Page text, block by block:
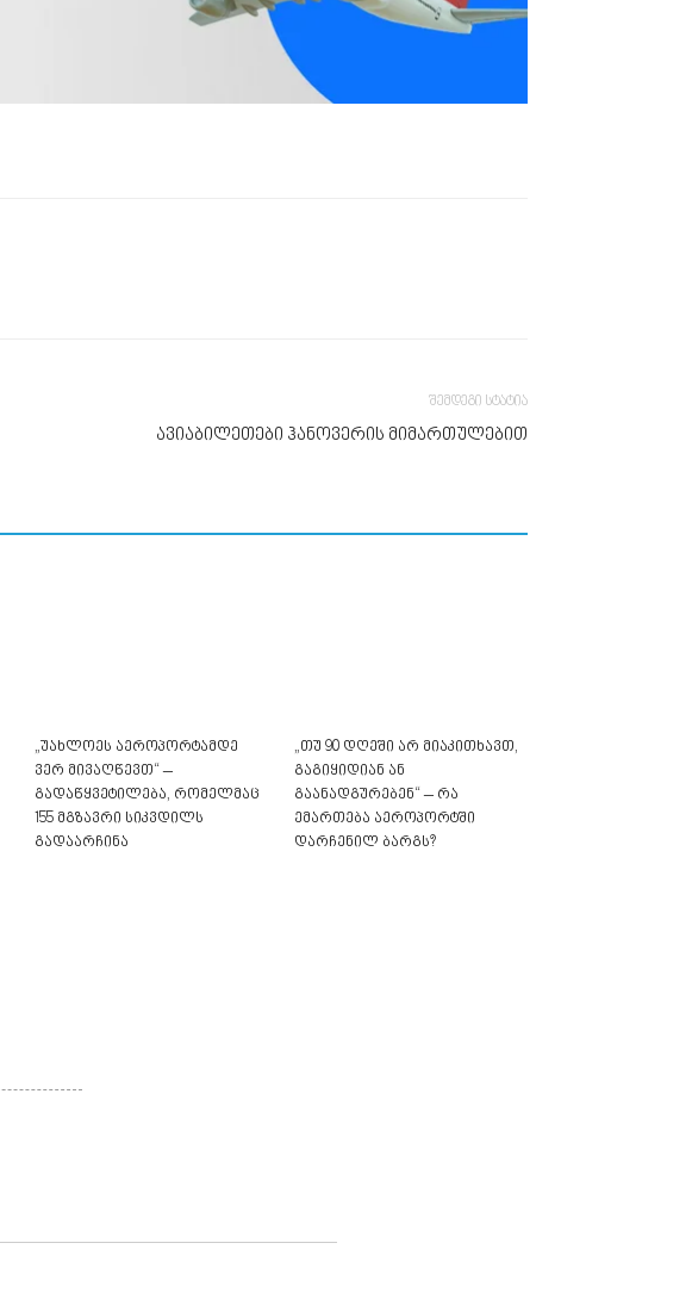
შემდეგი სტატია
ავიაბილეთები ჰანოვერის მიმართულებით
„უახლოეს აეროპორტამდე
ვერ მივაღწევთ“ –
გადაწყვეტილება, რომელმაც
155 მგზავრი სიკვდილს
გადაარჩინა
„თუ 90 დღეში არ მიაკითხავთ,
გაგიყიდიან ან
გაანადგურებენ“ – რა
ემართება აეროპორტში
დარჩენილ ბარგს?